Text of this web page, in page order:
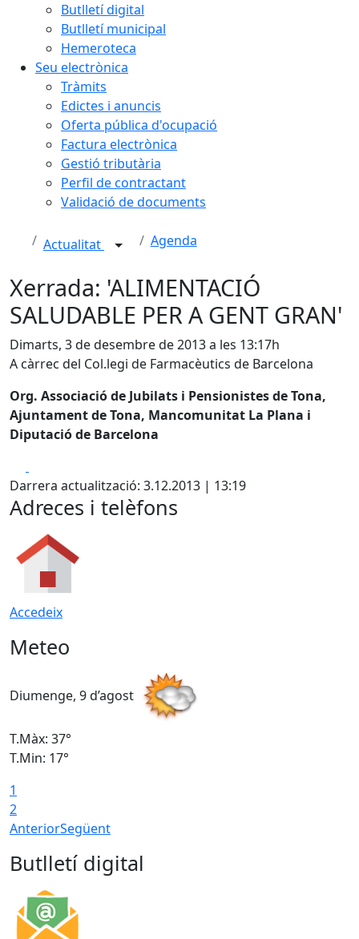
Butlletí digital
Butlletí municipal
Hemeroteca
Seu electrònica
Tràmits
Edictes i anuncis
Oferta pública d'ocupació
Factura electrònica
Gestió tributària
Perfil de contractant
Validació de documents
Actualitat Agenda
Xerrada: 'ALIMENTACIÓ
SALUDABLE PER A GENT GRAN'
Dimarts, 3 de desembre de 2013 a les 13:17h
A càrrec del Col.legi de Farmacèutics de Barcelona
Org. Associació de Jubilats i Pensionistes de Tona,
Ajuntament de Tona, Mancomunitat La Plana i
Diputació de Barcelona
Darrera actualització: 3.12.2013 | 13:19
Adreces i telèfons
Accedeix
Meteo
Diumenge, 9 d’agost
T.Màx: 37°
T.Min: 17°
1
2
AnteriorSegüent
Butlletí digital